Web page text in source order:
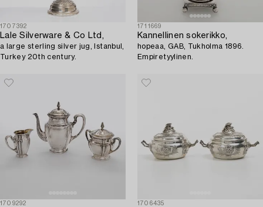
1707392
Lale Silverware & Co Ltd,
a large sterling silver jug, Istanbul,
Turkey 20th century.
1711669
Kannellinen sokerikko,
hopeaa, GAB, Tukholma 1896.
Empiretyylinen.
1709292 1706435